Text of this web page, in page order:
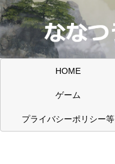
HOME
ゲーム
プライバシーポリシー等